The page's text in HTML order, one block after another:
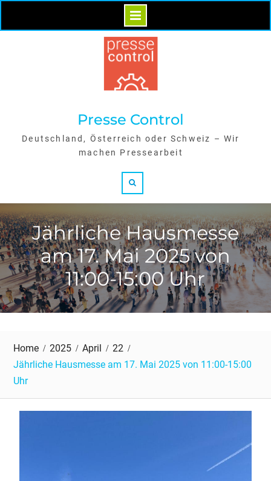
Skip
Presse Control
Deutschland, Österreich oder Schweiz – Wir
machen Pressearbeit
Jährliche Hausmesse
am 17. Mai 2025 von
11:00-15:00 Uhr
Home 2025 April
22
Jährliche Hausmesse am 17. Mai 2025 von 11:00-15:00
Uhr